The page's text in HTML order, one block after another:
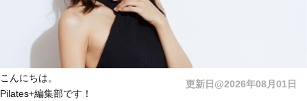
更新日@2026年08月01日
こんにちは。
Pilates+編集部です！